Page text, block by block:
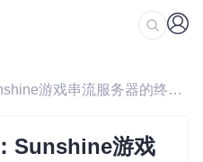
/ 8毫秒低延迟革命：Sunshine游戏串流服务器的终极部署指南
Sunshine游戏